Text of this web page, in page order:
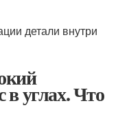
детали внутри
углах. Что